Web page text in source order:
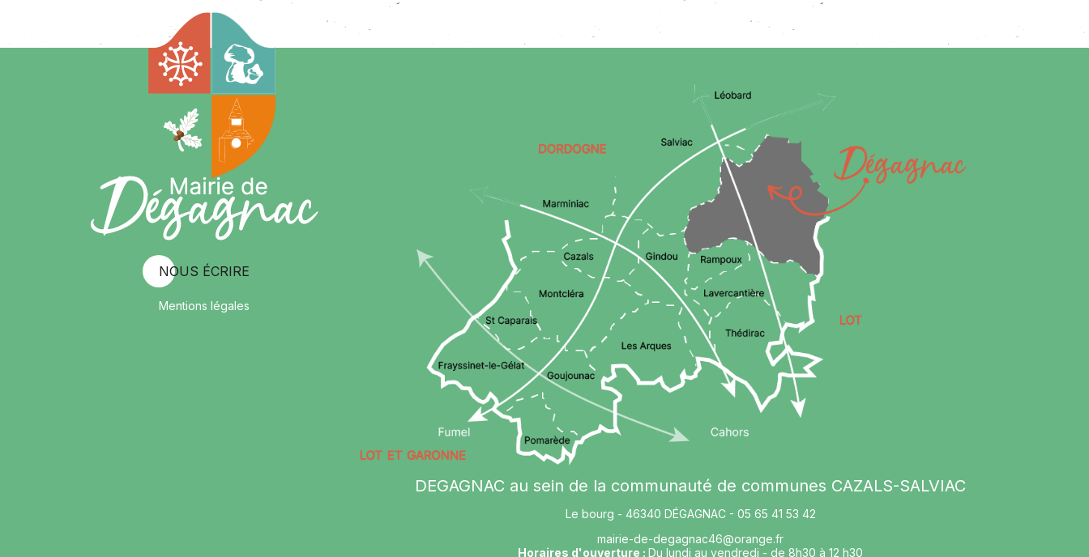
NOUS ÉCRIRE
Mentions légales
DEGAGNAC au sein de la communauté de communes CAZALS-SALVIAC
Le bourg - 46340 DÉGAGNAC - 05 65 41 53 42
mairie-de-degagnac46@orange.fr
Horaires d'ouverture : Du lundi au vendredi - de 8h30 à 12 h30